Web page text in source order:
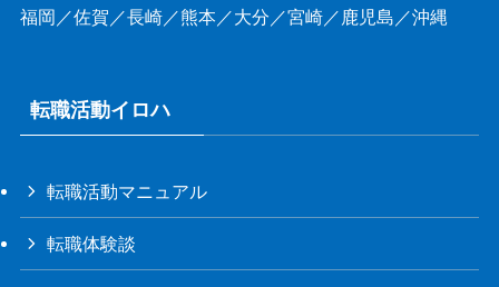
福岡 ／佐賀 ／長崎／熊本／大分 ／宮崎／ 鹿児島 ／沖縄
転職活動イロハ
転職活動マニュアル
転職体験談